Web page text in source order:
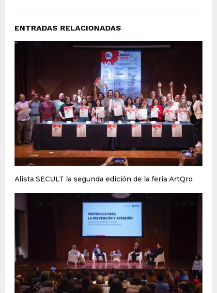
ENTRADAS RELACIONADAS
Alista SECULT la segunda edición de la feria ArtQro